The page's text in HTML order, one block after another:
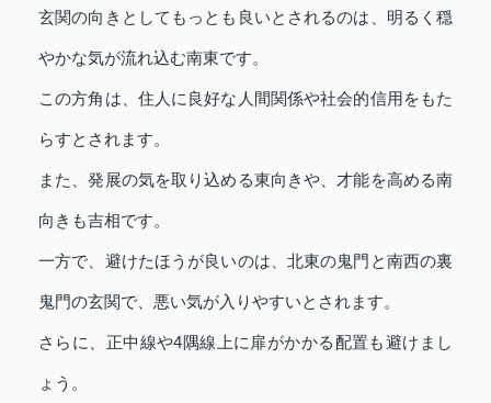
玄関の向きとしてもっとも良いとされるのは、明るく穏
やかな気が流れ込む南東です。
この方角は、住人に良好な人間関係や社会的信用をもた
らすとされます。
また、発展の気を取り込める東向きや、才能を高める南
向きも吉相です。
一方で、避けたほうが良いのは、北東の鬼門と南西の裏
鬼門の玄関で、悪い気が入りやすいとされます。
さらに、正中線や4隅線上に扉がかかる配置も避けまし
ょう。